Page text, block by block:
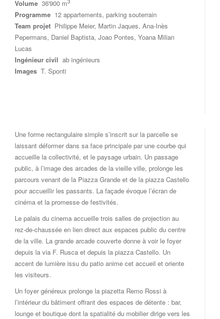
Volume 36'900 m
Programme 12 appartements, parking souterrain
Team projet Philippe Meier, Martin Jaques, Ana-Inès
Pepermans, Daniel Baptista, Joao Pontes, Yoana Milian
Lucas
Ingénieur civil ab ingénieurs
Images T. Sponti
Une forme rectangulaire simple s’inscrit sur la parcelle se
laissant déformer dans sa face principale par une courbe qui
accueille la collectivité, et le paysage urbain. Un passage
public, à l’image des arcades de la vieille ville, prolonge les
parcours venant de la Piazza Grande et de la piazza Castello
pour accueillir les passants. La façade évoque l’écran de
cinéma et la promesse de festivités.
Le palais du cinema accueille trois salles de projection au
rez-de-chaussée en lien direct aux espaces public du centre
de la ville. La grande arcade couverte donne à voir le foyer
depuis la via F. Rusca et depuis la piazza Castello. Un
accent de lumière issu du patio anime cet accueil et oriente
les visiteurs.
Un foyer généreux prolonge la piazetta Remo Rossi à
l’intérieur du bâtiment offrant des espaces de détente : bar,
lounge et boutique dont la spatialité du mobilier dirige vers les